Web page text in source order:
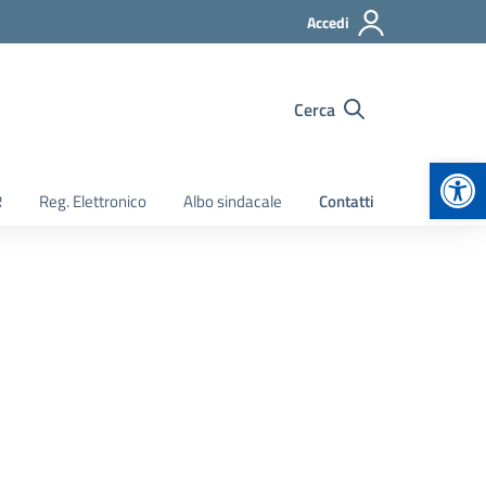
Accedi
Cerca
Reg. Elettronico Albo sindacale Contatti